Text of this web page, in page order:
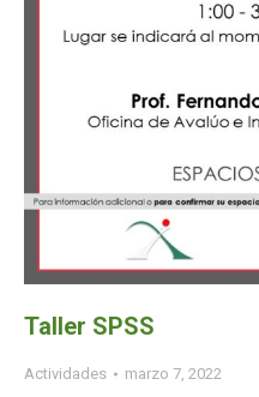
Taller SPSS
Actividades marzo 7, 2022